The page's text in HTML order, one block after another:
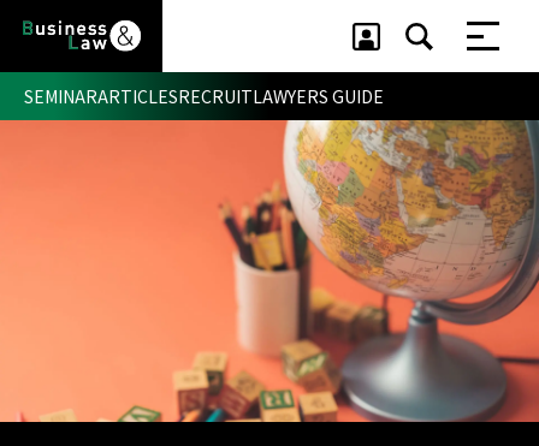
SEMINARARTICLESRECRUITLAWYERS GUIDE